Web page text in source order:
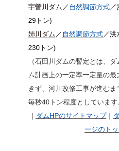
宇曽川ダム ／ 自然調節方式
29トン)
姉川ダム ／ 自然調節方式／
230トン)
（石田川ダムの暫定とは、
ム計画上の一定率一定量の
きず、河川改修工事が進む
毎秒40トン程度としています
｜ ダムHPのサイトマップ｜
ージのト